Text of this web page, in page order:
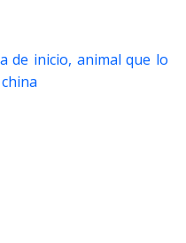
de inicio, animal que lo